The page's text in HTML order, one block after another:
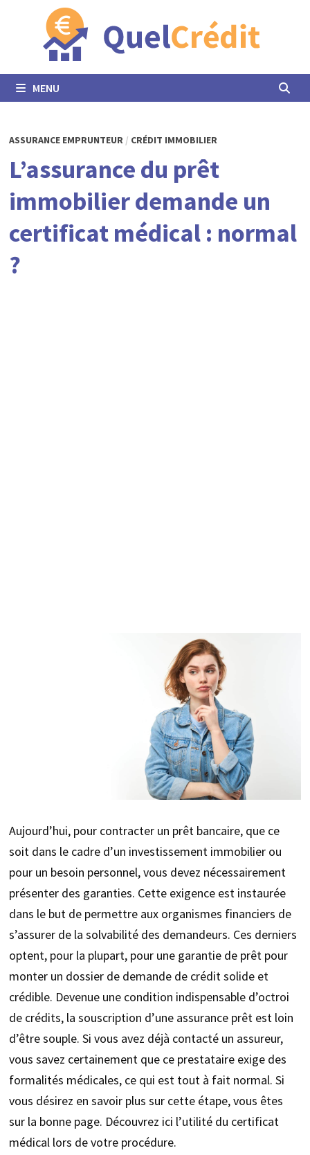
MENU
ASSURANCE EMPRUNTEUR/ CRÉDIT IMMOBILIER
L’assurance du prêt
immobilier demande un
certificat médical : normal
?
Aujourd’hui, pour contracter un prêt bancaire, que ce
soit dans le cadre d’un investissement immobilier ou
pour un besoin personnel, vous devez nécessairement
présenter des garanties. Cette exigence est instaurée
dans le but de permettre aux organismes financiers de
s’assurer de la solvabilité des demandeurs. Ces derniers
optent, pour la plupart, pour une garantie de prêt pour
monter un dossier de demande de crédit solide et
crédible. Devenue une condition indispensable d’octroi
de crédits, la souscription d’une assurance prêt est loin
d’être souple. Si vous avez déjà contacté un assureur,
vous savez certainement que ce prestataire exige des
formalités médicales, ce qui est tout à fait normal. Si
vous désirez en savoir plus sur cette étape, vous êtes
sur la bonne page. Découvrez ici l’utilité du certificat
médical lors de votre procédure.